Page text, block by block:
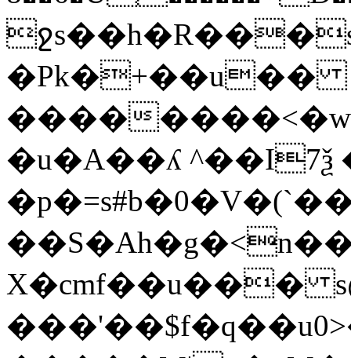
�Pk�+��u��
����
�u�A��ʎ ^��I7ѯ
X�cmf��u���